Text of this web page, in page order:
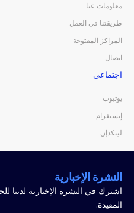
معلومات عنا
طريقتنا في العمل
المراكز المفتوحة
اتصال
اجتماعي
يوتيوب
إنستغرام
لينكدإن
النشرة الإخبارية
اشترك في النشرة الإخبارية
المفيدة.